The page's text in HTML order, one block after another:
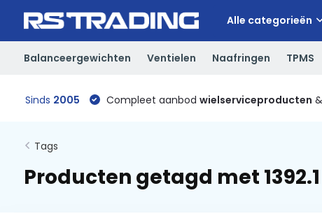
Alle categorieën
Balanceergewichten Ventielen Naafringen TPMS
Sinds 2005 Compleet aanbod wielserviceproducten &
Tags
Producten getagd met 1392.1